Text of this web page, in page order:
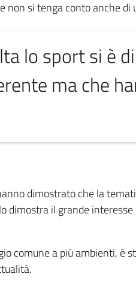
non si tenga conto anche
lo sport si è
ma che
dimostrato che la
dimostra il grande
comune a più ambienti, è